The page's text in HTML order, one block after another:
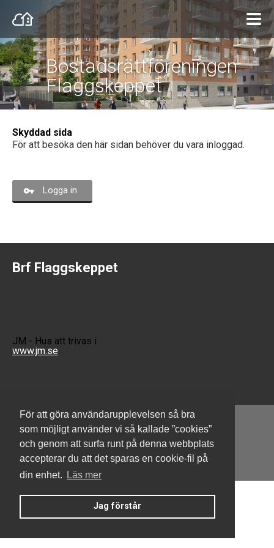
För att göra användarupplevelsen så bra
som möjligt använder vi så kallade ”cookies”
och genom att surfa runt på denna webbplats
accepterar du att det sparas en cookie-fil på
din enhet.
Läs mer
Jag förstår
Bostadsrättföreningen
Flaggskeppet
Skyddad sida
För att besöka den här sidan behöver du vara inloggad.
Logga in
Brf Flaggskeppet
JM - Hus att trivas i
www.jm.se
Denna hemsida är byggd med Smart Brf ®